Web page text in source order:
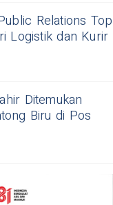
Relations Top
Logistik dan Kurir
Ditemukan
Biru di Pos